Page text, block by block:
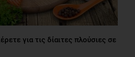
για τις δίαιτες πλούσιες σε